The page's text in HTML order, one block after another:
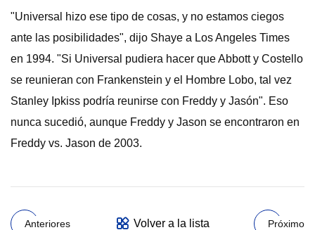
"Universal hizo ese tipo de cosas, y no estamos ciegos
ante las posibilidades", dijo Shaye a Los Angeles Times
en 1994. "Si Universal pudiera hacer que Abbott y Costello
se reunieran con Frankenstein y el Hombre Lobo, tal vez
Stanley Ipkiss podría reunirse con Freddy y Jasón". Eso
nunca sucedió, aunque Freddy y Jason se encontraron en
Freddy vs. Jason de 2003.
Anteriores Volver a la lista Próximo